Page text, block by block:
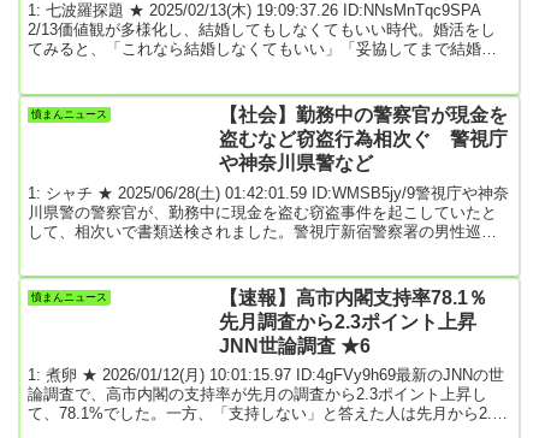
1: 七波羅探題 ★ 2025/02/13(木) 19:09:37.26 ID:NNsMnTqc9SPA
2/13価値観が多様化し、結婚してもしなくてもいい時代。婚活をし
てみると、「これなら結婚しなくてもいい」「妥協してまで結婚し
よね。今回は「結婚しないと決めた独身男性がどんな末路に陥るの
か？」をお伝えします。今回のコラムで今後、「あなたがどうした
いか？」を考えるきっかけにして...
憤まんニュース
【社会】勤務中の警察官が現金を
盗むなど窃盗行為相次ぐ 警視庁
や神奈川県警など
1: シャチ ★ 2025/06/28(土) 01:42:01.59 ID:WMSB5jy/9警視庁や神奈
川県警の警察官が、勤務中に現金を盗む窃盗事件を起こしていたと
して、相次いで書類送検されました。警視庁新宿警察署の男性巡査
受けて訪れた高齢女性宅から現金2万円を盗んだ疑いで書類送検され
ました。また、神奈川県警相模原南警察署の男性巡査部長も2024年
憤まんニュース
【速報】高市内閣支持率78.1％
先月調査から2.3ポイント上昇
JNN世論調査 ★6
1: 煮卵 ★ 2026/01/12(月) 10:01:15.97 ID:4gFVy9h69最新のJNNの世
論調査で、高市内閣の支持率が先月の調査から2.3ポイント上昇し
て、78.1%でした。一方、「支持しない」と答えた人は先月から2.1